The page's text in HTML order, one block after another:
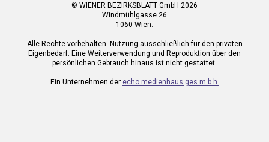
© WIENER BEZIRKSBLATT GmbH 2026
Windmühlgasse 26
1060 Wien.
Alle Rechte vorbehalten. Nutzung ausschließlich für den privaten
Eigenbedarf. Eine Weiterverwendung und Reproduktion über den
persönlichen Gebrauch hinaus ist nicht gestattet.
Ein Unternehmen der echo medienhaus ges.m.b.h.